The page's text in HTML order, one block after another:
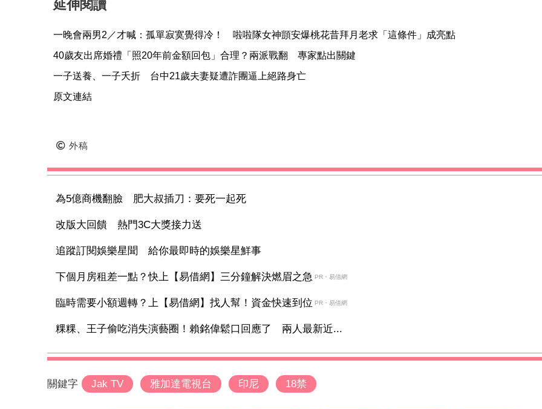
延伸閱讀
一晚會兩男2／才喊：孤單寂寞覺得冷！ 啦啦隊女神顗安爆桃花昔拜月老求「這條件」成亮點
40歲友出席婚禮「照20年前金額回包」合理？兩派戰翻 專家點出關鍵
一子送養、一子夭折 台中21歲夫妻疑遭詐團逼上絕路身亡
原文連結
外稿
為5億商機翻臉 肥大叔插刀：要死一起死
改版大回饋 熱門3C大獎接力送
追蹤訂閱娛樂星聞 給你最即時的娛樂星鮮事
下個月房租差一點？快上【易借網】三分鐘解決燃眉之急 PR・易借網
臨時需要小額週轉？上【易借網】找人幫！資金快速到位 PR・易借網
粿粿、王子偷吃消失演藝圈！賴銘偉鬆口回應了 兩人最新近...
關鍵字 Jak TV 雅加達電視台 印尼 18禁